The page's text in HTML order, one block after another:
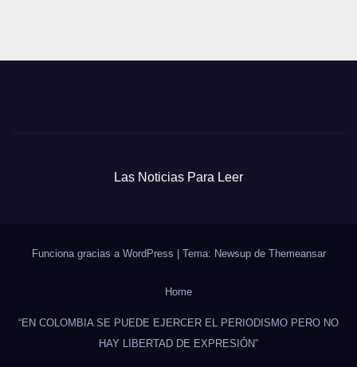
Las Noticias Para Leer
Funciona gracias a WordPress | Tema: Newsup de Themeansar
Home
“EN COLOMBIA SE PUEDE EJERCER EL PERIODISMO PERO NO
HAY LIBERTAD DE EXPRESIÓN”